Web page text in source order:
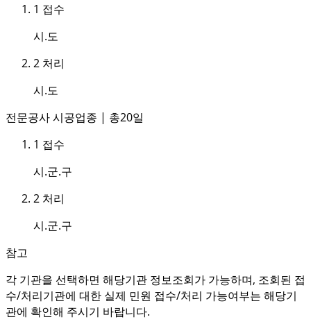
1 접수
시.도
2 처리
시.도
전문공사 시공업종 | 총20일
1 접수
시.군.구
2 처리
시.군.구
참고
각 기관을 선택하면 해당기관 정보조회가 가능하며, 조회된 접
수/처리기관에 대한 실제 민원 접수/처리 가능여부는 해당기
관에 확인해 주시기 바랍니다.